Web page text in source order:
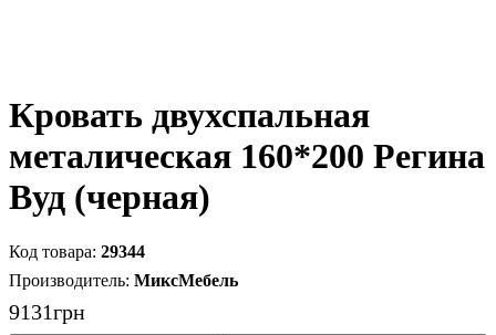
Кровать двухспальная
металическая 160*200 Регина
Вуд (черная)
29344
МиксМебель
9131грн